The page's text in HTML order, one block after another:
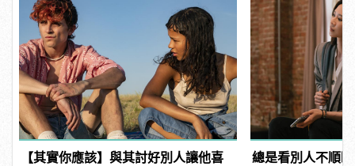
【其實你應該】與其討好別人讓他喜
總是看別人不順